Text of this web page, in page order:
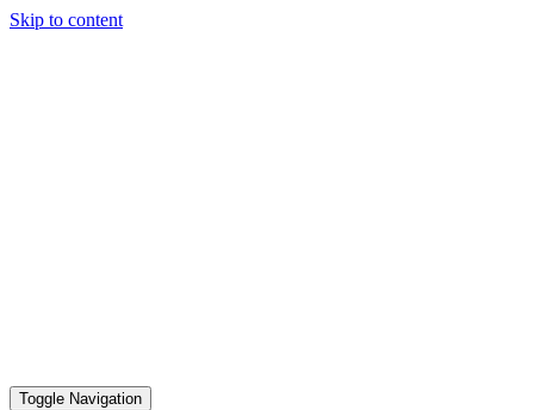
Skip to content
Toggle Navigation